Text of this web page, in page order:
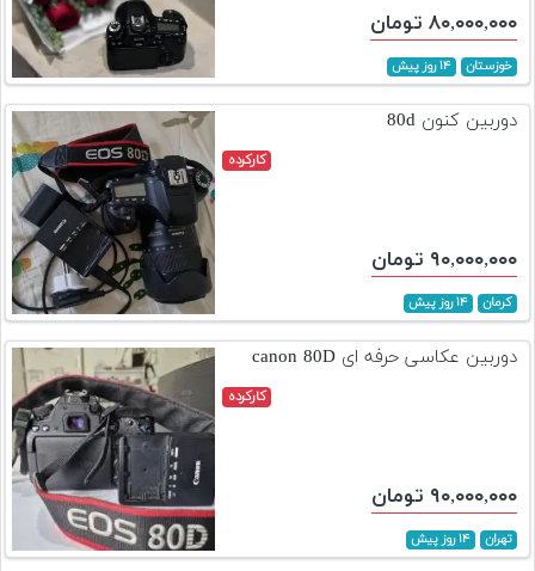
۸۰,۰۰۰,۰۰۰ تومان
خوزستان ۱۴ روز پیش
دوربین کنون 80d
کارکرده
۹۰,۰۰۰,۰۰۰ تومان
کرمان ۱۴ روز پیش
دوربین عکاسی حرفه ای canon 80D
کارکرده
۹۰,۰۰۰,۰۰۰ تومان
تهران ۱۴ روز پیش